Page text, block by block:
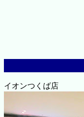
イオンつくば店